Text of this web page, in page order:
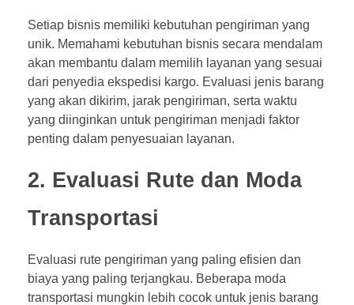
Setiap bisnis memiliki kebutuhan pengiriman yang
unik. Memahami kebutuhan bisnis secara mendalam
akan membantu dalam memilih layanan yang sesuai
dari penyedia ekspedisi kargo. Evaluasi jenis barang
yang akan dikirim, jarak pengiriman, serta waktu
yang diinginkan untuk pengiriman menjadi faktor
penting dalam penyesuaian layanan.
2. Evaluasi Rute dan Moda
Transportasi
Evaluasi rute pengiriman yang paling efisien dan
biaya yang paling terjangkau. Beberapa moda
transportasi mungkin lebih cocok untuk jenis barang